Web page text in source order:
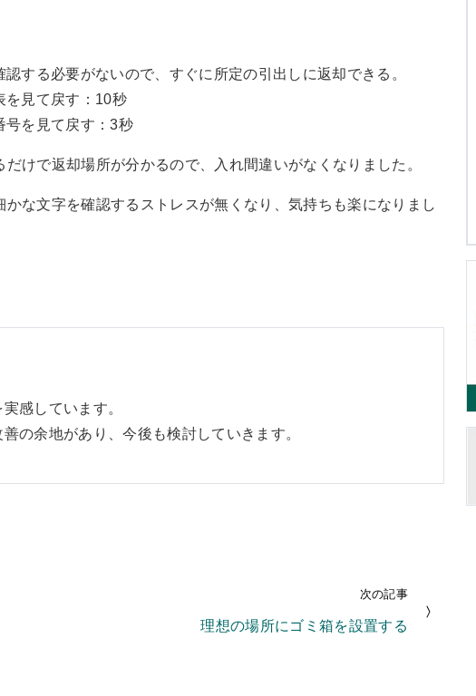
認する必要がないので、すぐに所定の引出しに返却できる。
を見て戻す：10秒
号を見て戻す：3秒
だけで返却場所が分かるので、入れ間違いがなくなりました。
かな文字を確認するストレスが無くなり、気持ちも楽になりまし
感しています。
の余地があり、今後も検討していきます。
次の記事
理想の場所にゴミ箱を設置する